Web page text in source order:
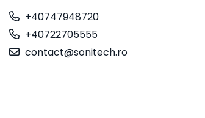
+40747948720
+40722705555
contact@sonitech.ro